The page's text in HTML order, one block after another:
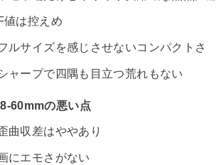
値は控えめ
ルサイズを感じさせないコンパクトさ
ャープで四隅も目立つ荒れもない
60mmの悪い点
曲収差はややあり
にエモさがない